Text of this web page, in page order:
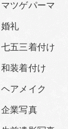
マツゲパーマ
婚礼
七五三着付け
和装着付け
ヘアメイク
企業写真